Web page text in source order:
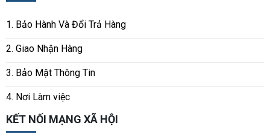
1. Bảo Hành Và Đổi Trả Hàng
2. Giao Nhận Hàng
3. Bảo Mật Thông Tin
4. Nơi Làm việc
KẾT NỐI MẠNG XÃ HỘI